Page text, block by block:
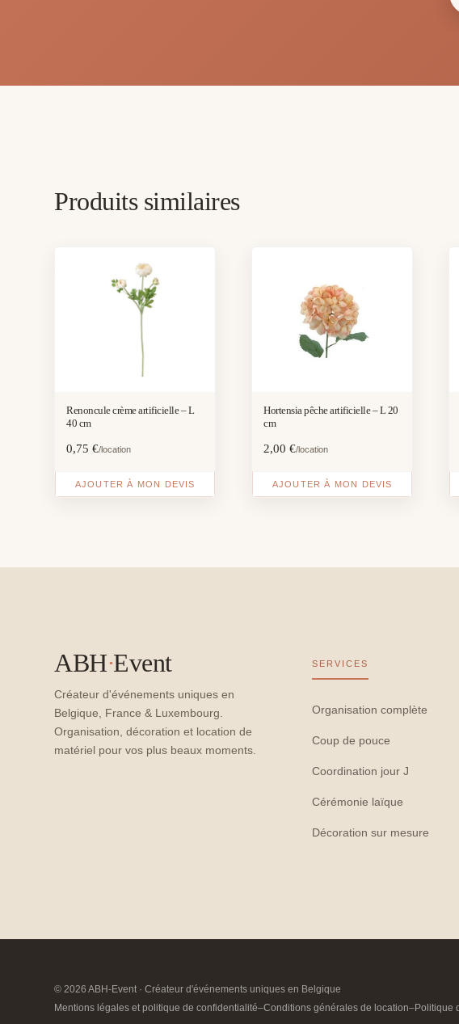
Produits similaires
Renoncule crème artificielle – L
40 cm
0,75€/location
AJOUTER À MON DEVIS
Hortensia pêche artificielle – L 20
cm
2,00€/location
AJOUTER À MON DEVIS
ABH·Event
Créateur d'événements uniques en
Belgique, France & Luxembourg.
Organisation, décoration et location de
matériel pour vos plus beaux moments.
SERVICES
Organisation complète
Coup de pouce
Coordination jour J
Cérémonie laïque
Décoration sur mesure
© 2026 ABH-Event · Créateur d'événements uniques en Belgique
Mentions légales et politique de confidentialité–Conditions générales de location–Politique